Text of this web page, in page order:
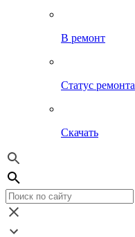
В ремонт
Статус ремонта
Скачать